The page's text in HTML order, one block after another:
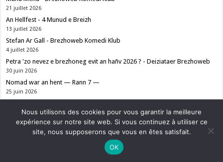
21 juillet 2026
An Hellfest - 4 Munud e Breizh
13 juillet 2026
Stefan Ar Gall - Brezhoweb Komedi Klub
4 juillet 2026
Petra 'zo nevez e brezhoneg evit an hañv 2026 ? - Deiziataer Brezhoweb
30 juin 2026
Nomad war an hent — Rann 7 —
25 juin 2026
23 juin 2026
Ne manquez pas la nouveauté de Bernard Rio "LA REVOLUTION DES
CLIQUEZ ICI POUR EN SAVOIR PLUS
Nous utilisons des cookies pour vous garantir la meilleure
expérience sur notre site web. Si vous continuez à utiliser ce
site, nous supposerons que vous en êtes satisfait.
OK